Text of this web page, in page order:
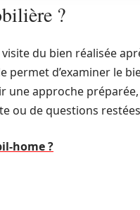
?
du bien réalisée
permet d’examiner le
une approche
ou de questions
home ?